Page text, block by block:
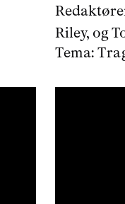
Riley, og
Tema: